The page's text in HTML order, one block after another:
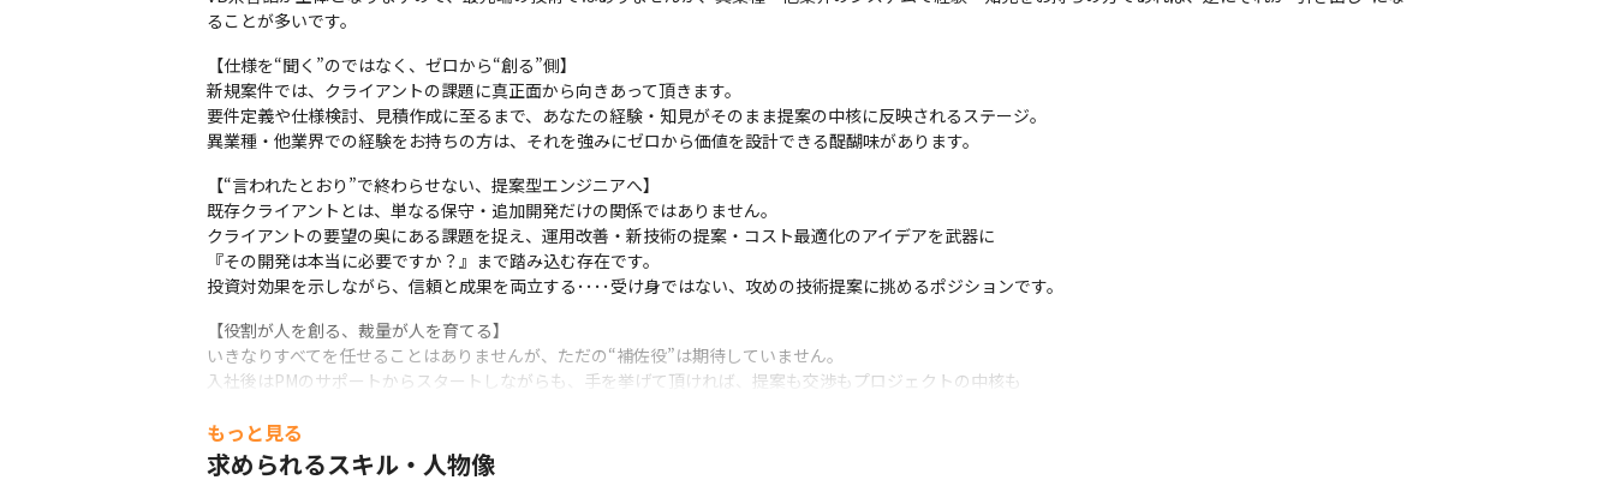
ることが多いです。
【仕様を“聞く”のではなく、ゼロから“創る”側】
新規案件では、クライアントの課題に真正面から向きあって頂きます。
要件定義や仕様検討、見積作成に至るまで、あなたの経験・知見がそのまま提案の中核に反映されるステージ。
異業種・他業界での経験をお持ちの方は、それを強みにゼロから価値を設計できる醍醐味があります。
【“言われたとおり”で終わらせない、提案型エンジニアへ】
既存クライアントとは、単なる保守・追加開発だけの関係ではありません。
クライアントの要望の奥にある課題を捉え、運用改善・新技術の提案・コスト最適化のアイデアを武器に
『その開発は本当に必要ですか？』まで踏み込む存在です。
投資対効果を示しながら、信頼と成果を両立する････受け身ではない、攻めの技術提案に挑めるポジションです。
【役割が人を創る、裁量が人を育てる】
いきなりすべてを任せることはありませんが、ただの“補佐役”は期待していません。
入社後はPMのサポートからスタートしながらも、手を挙げて頂ければ、提案も交渉もプロジェクトの中核も
ルールに縛られない少数精鋭だからこそ、動けば動くだけ、裁量も成長も自分次第。
“任される”ではなく、“動かす”エンジニアになれるお仕事です。
もっと見る
求められるスキル・人物像